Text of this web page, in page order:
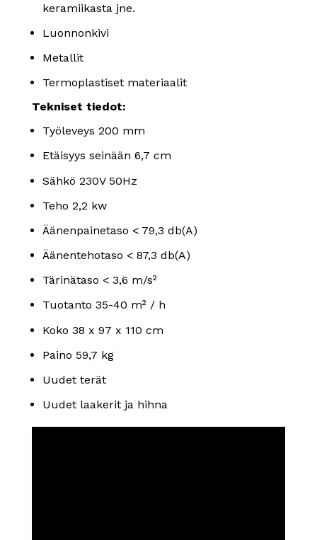
keramiikasta jne.
Luonnonkivi
Metallit
Termoplastiset materiaalit
Tekniset tiedot:
Työleveys 200 mm
Etäisyys seinään 6,7 cm
Sähkö 230V 50Hz
Teho 2,2 kw
Äänenpainetaso < 79,3 db(A)
Äänentehotaso < 87,3 db(A)
Tärinätaso < 3,6 m/s²
Tuotanto 35-40 m² / h
Koko 38 x 97 x 110 cm
Paino 59,7 kg
Uudet terät
Uudet laakerit ja hihna